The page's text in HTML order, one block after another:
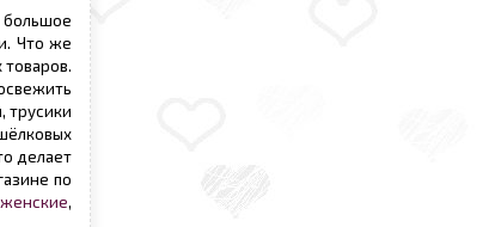
Что же
трусики
делает
по
,